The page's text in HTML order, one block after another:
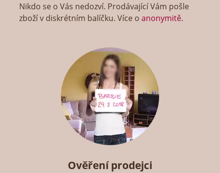
Nikdo se o Vás nedozví. Prodávající Vám pošle
zboží v diskrétním balíčku. Více oanonymitě.
Ověření prodejci